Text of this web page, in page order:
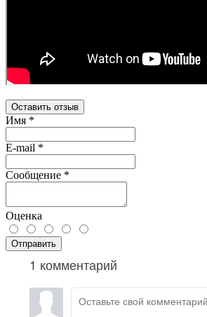
Оставить отзыв
Имя *
E-mail *
Сообщение *
Оценка
Отправить
1 комментарий